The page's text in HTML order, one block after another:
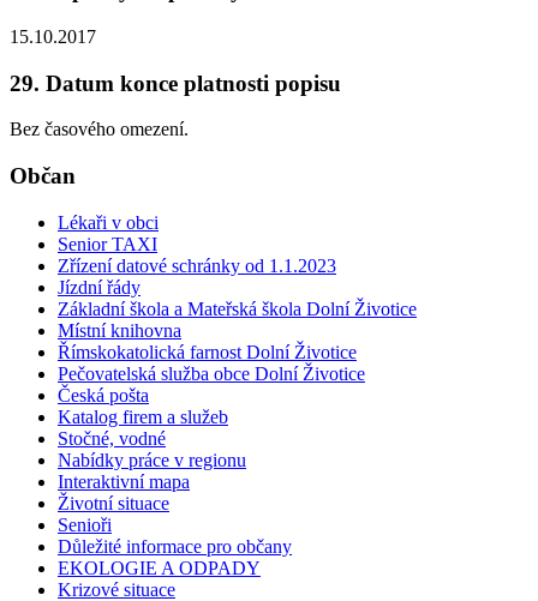
15.10.2017
29. Datum konce platnosti popisu
Bez časového omezení.
Občan
Lékaři v obci
Senior TAXI
Zřízení datové schránky od 1.1.2023
Jízdní řády
Základní škola a Mateřská škola Dolní Životice
Místní knihovna
Římskokatolická farnost Dolní Životice
Pečovatelská služba obce Dolní Životice
Česká pošta
Katalog firem a služeb
Stočné, vodné
Nabídky práce v regionu
Interaktivní mapa
Životní situace
Senioři
Důležité informace pro občany
EKOLOGIE A ODPADY
Krizové situace